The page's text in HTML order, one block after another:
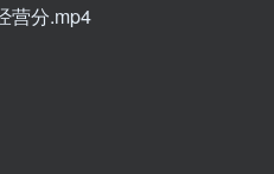
营分.mp4